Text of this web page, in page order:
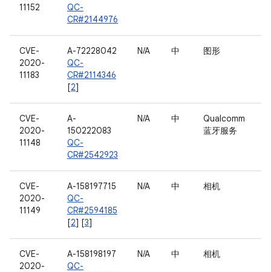
11152
QC-
CR#2144976
CVE-
2020-
11183
A-72228042
QC-
CR#2114346
[2]
N/A 中 图形
CVE-
2020-
11148
A-
150222083
QC-
CR#2542923
N/A 中
Qualcomm
蓝牙服务
CVE-
2020-
11149
A-158197715
QC-
CR#2594185
[2] [3]
N/A 中 相机
CVE-
2020-
A-158198197
QC-
N/A 中 相机